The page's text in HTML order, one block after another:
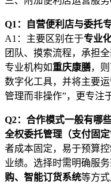
Q1：自营便利店与委托
A1：主要区别在于专业
团队、摸索流程，承担
专业机构如重庆康膳，
数字化工具，并将主要
管理而非操作”，更专注
Q2：合作模式一般有哪
全权委托管理（支付固定
者成本固定，易于预算
业绩。选择时需明确服
购、智能订货系统等方式